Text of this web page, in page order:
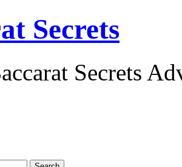
Secrets
Secrets